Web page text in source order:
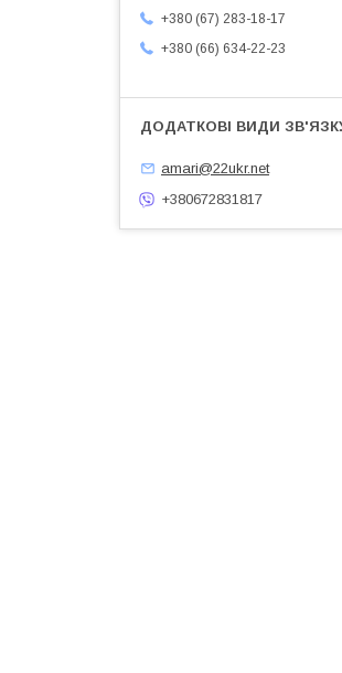
+380 (67) 283-18-17
+380 (66) 634-22-23
amari@22ukr.net
+380672831817